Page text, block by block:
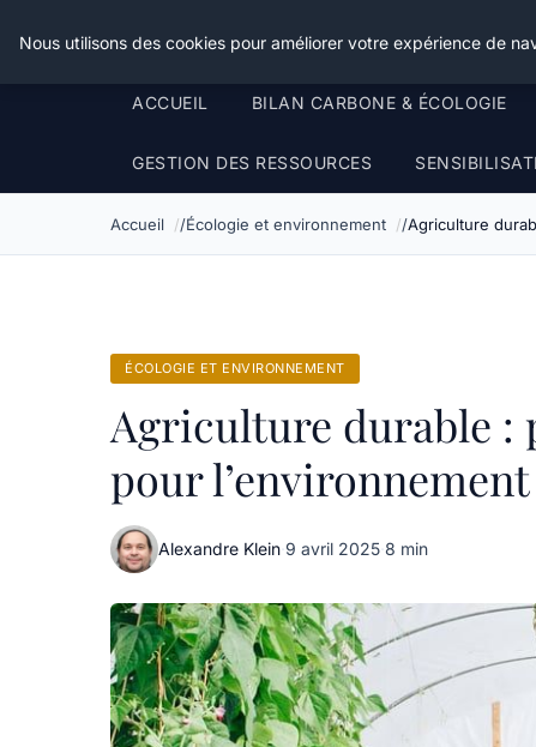
Happy Calyx Farmer
ACCUEIL BILAN CARBONE & ÉCOLOGIE
GESTION DES RESSOURCES
Accueil Écologie et environnement Agriculture
ÉCOLOGIE ET ENVIRONNEMENT
Agriculture durable :
pour l’environnement
Alexandre Klein·9 avril 2025·8 min
Nous utilisons des cookies pour améliorer votre expérience de